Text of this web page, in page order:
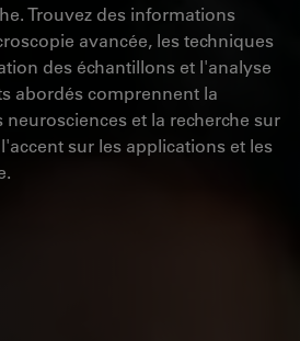
Trouvez des informations
avancée, les techniques
des échantillons et l'analyse
abordés comprennent la
et la recherche sur
sur les applications et les